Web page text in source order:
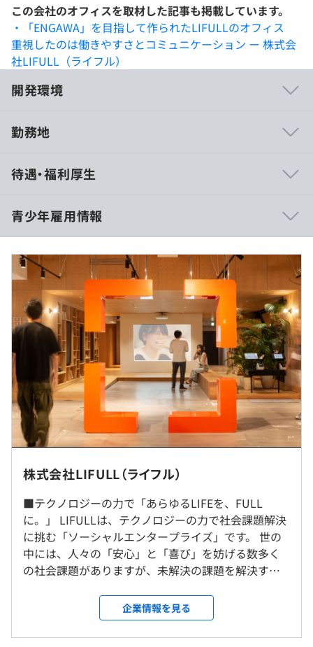
この会社のオフィスを取材した記事も掲載しています。
・「ENGAWA」を目指して作られたLIFULLのオフィス
重視したのは働きやすさとコミュニケーション ー 株式会
社LIFULL（ライフル）
開発環境
が自発的に挑戦し成長し続けられるような仕組みや文化を
特にエンジニアでは、通常業務の枠を離れて業務時間の
10％を使って、新技術を試したり未経験の開発領域に取り
組める「クリエイターの日」や、公私問わず社員が創った
プロダクトをお披露目できる「創民祭（そうみんさい）」
など、制度面も充実。挑戦と成長を後押しする制度や仕組
みを活用して、フルスタックエンジニアやプロダクトマネ
ジャー、スペシャリストなど多様なキャリアパスを描けま
す。
また、LIFULLには、多様な事業を支える高い技術力と、
自身の想いをプロダクトに反映できるカルチャーがありま
す。エンジニアがUXリサーチや企画など開発の上流から
関わることで、新しいユーザー体験を生み出し、業界の不
を解消する「業界初」のプロダクトを生み出し続けてきま
「プライスマップ」
LIFULLが保有する不動産情報のビッグデータと自社開発
の統計アルゴリズムを掛け合わせ、日本国内約470万戸の
マンションの参考価格を自動で算出し、地図上で一目で見
られるようにした「業界初」のプロダクト。「住まいの購
入は人生で最も高額な買い物なのに、中古不動産価格が不
勤務地
就業場所の変更範囲
東京本社および会社の定める場所（リモートワークを行う
場所を含む）
＜変更範囲＞
東京本社および会社の定める場所（リモートワークを行う
場所を含む）
受動喫煙防止措置に関する事項
待遇・福利厚生
月給330,000円（院卒・大卒・短大卒・専門卒・高専
卒））
【月給の内訳】基本給252,000円・固定残業代78,000円
※固定残業代は月40時間相当の時間外割増手当として支
給。
※月40時間相当を超過した場合、時間外割増手当は別途
支給。
（※想定年収は年収提示額を保証するものではありません）
フレックスタイム制（標準労働時間／1日8時間コアタイ
ム11：00～16：00）
休憩時間：休憩60分 ※昼食時間は業務の都合により各々
の自主性に任せています
平均残業時間：平均19.5時間／月
青少年雇用情報
過去３年間の新卒採用者数の男女別人数
前年度 男性13人 女性7人
2年度前 男性5人 女性3人
3年度前 男性4人 女性9人
研修の有無及び内容
■LIFULL大学
社員一人ひとりの能力開発を目的としたLIFULL大学（社
職種別研修、階層別研修など役職、職種などにより社員が
業務時間の中で必ず受講する研修を行っています。
（例）「新卒入社社員研修」「新卒エンジニア研修」（エ
ンジニアのみ）「エンジニア2年目研修『SET』」「フォ
ローアップ研修」「ビジョンカレッジ」「新任グループ長
株式会社LIFULL（ライフル）
■テクノロジーの力で「あらゆるLIFEを、FULL
に。」 LIFULLは、テクノロジーの力で社会課題解決
に挑む「ソーシャルエンタープライズ」です。 世の
中には、人々の「安心」と「喜び」を妨げる数多く
の社会課題がありますが、未解決の課題を解決する
るためのテクノロジーの力が不可欠です。 LIFULL
は、日本最大級の不動産・住宅情報サイト「LIFULL
HOME'S」をはじめ、超高齢社会の課題を解決する
企業情報を見る